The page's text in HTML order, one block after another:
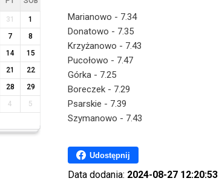
Marianowo - 7.34
Donatowo - 7.35
Krzyżanowo - 7.43
Pucołowo - 7.47
Górka - 7.25
Boreczek - 7.29
Psarskie - 7.39
Szymanowo - 7.43
Udostępnij
Data dodania: 2024-08-27 12:20:53
31
1
7
8
14
15
21
22
28
29
4 5